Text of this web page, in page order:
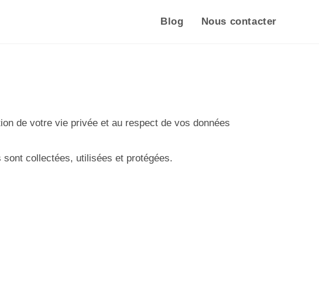
Blog Nous contacter
de votre vie privée et au respect de vos données
collectées, utilisées et protégées.